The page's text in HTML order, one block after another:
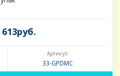
613руб.
Артикул:
33-GPDMC